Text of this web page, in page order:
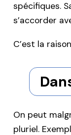
spécifiques.
s’accorder
C’est la
On peut
pluriel.